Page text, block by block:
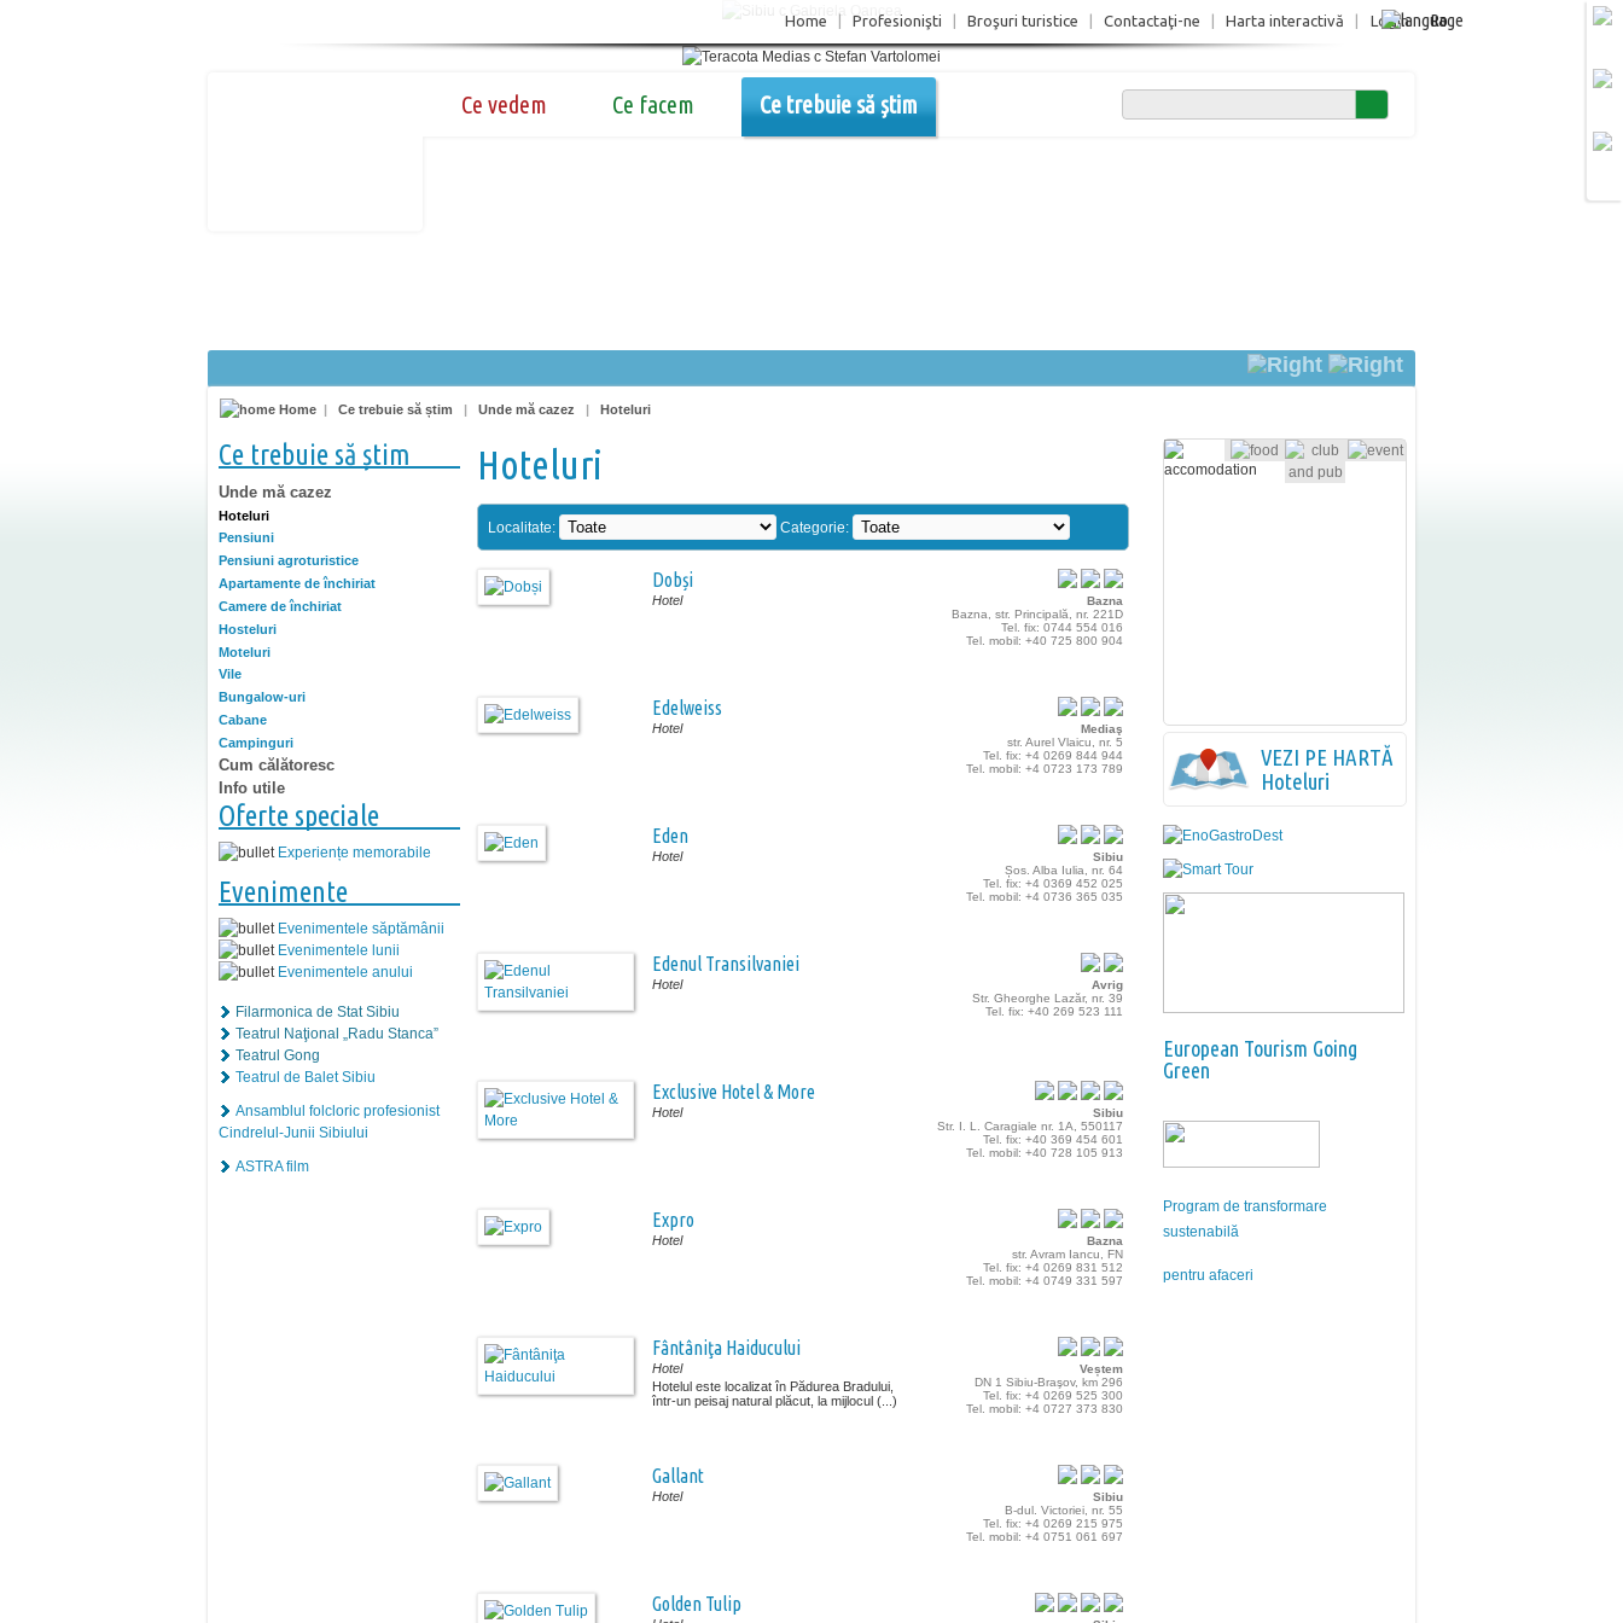
Login Ro
Home Profesionişti Broşuri turistice Contactaţi-ne Harta interactivă
Ce vedem Ce facem Ce trebuie să știm
Home | Ce trebuie să știm | Unde mă cazez | Hoteluri
Ce trebuie să știm
Unde mă cazez
Hoteluri
Pensiuni
Pensiuni agroturistice
Apartamente de închiriat
Camere de închiriat
Hosteluri
Moteluri
Vile
Bungalow-uri
Cabane
Campinguri
Cum călătoresc
Info utile
Oferte speciale
Experiențe memorabile
Evenimente
Evenimentele săptămânii
Evenimentele lunii
Evenimentele anului
Filarmonica de Stat Sibiu
Teatrul Naţional „Radu Stanca”
Teatrul Gong
Teatrul de Balet Sibiu
Ansamblul folcloric profesionist
Cindrelul-Junii Sibiului
ASTRA film
Hoteluri
Localitate: Categorie:
Dobși
Bazna
Bazna, str. Principală, nr. 221D
Tel. fix: 0744 554 016
Tel. mobil: +40 725 800 904
Hotel
Edelweiss
Mediaş
str. Aurel Vlaicu, nr. 5
Tel. fix: +4 0269 844 944
Tel. mobil: +4 0723 173 789
Hotel
Eden
Sibiu
Șos. Alba Iulia, nr. 64
Tel. fix: +4 0369 452 025
Tel. mobil: +4 0736 365 035
Hotel
Edenul Transilvaniei
Avrig
Str. Gheorghe Lazăr, nr. 39
Tel. fix: +40 269 523 111
Hotel
Exclusive Hotel & More
Sibiu
Str. I. L. Caragiale nr. 1A, 550117
Tel. fix: +40 369 454 601
Tel. mobil: +40 728 105 913
Hotel
Expro
Bazna
str. Avram Iancu, FN
Tel. fix: +4 0269 831 512
Tel. mobil: +4 0749 331 597
Hotel
Fântâniţa Haiducului
Veștem
DN 1 Sibiu-Braşov, km 296
Tel. fix: +4 0269 525 300
Tel. mobil: +4 0727 373 830
Hotel
Hotelul este localizat în Pădurea Bradului,
într-un peisaj natural plăcut, la mijlocul (...)
Gallant
Sibiu
B-dul. Victoriei, nr. 55
Tel. fix: +4 0269 215 975
Tel. mobil: +4 0751 061 697
Hotel
Golden Tulip
VEZI PE HARTĂ
Hoteluri
European Tourism Going
Green
Program de transformare
sustenabilă
pentru afaceri